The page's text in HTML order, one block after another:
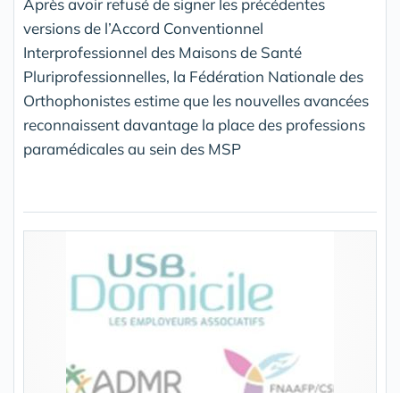
Après avoir refusé de signer les précédentes
versions de l’Accord Conventionnel
Interprofessionnel des Maisons de Santé
Pluriprofessionnelles, la Fédération Nationale des
Orthophonistes estime que les nouvelles avancées
reconnaissent davantage la place des professions
paramédicales au sein des MSP